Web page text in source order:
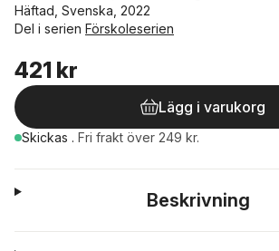
Häftad, Svenska, 2022
Del i serien Förskoleserien
421 kr
Lägg i varukorg
Skickas . Fri frakt över 249 kr.
Beskrivning